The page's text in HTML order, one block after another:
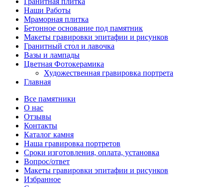
Наши Работы
Мраморная плитка
Бетонное основание под памятник
Макеты гравировки эпитафии и рисунков
Гранитный стол и лавочка
Вазы и лампады
Цветная Фотокерамика
Художественная гравировка портрета
Главная
Все памятники
О нас
Отзывы
Контакты
Каталог камня
Наша гравировка портретов
Сроки изготовления, оплата, установка
Вопрос/ответ
Макеты гравировки эпитафии и рисунков
Избранное